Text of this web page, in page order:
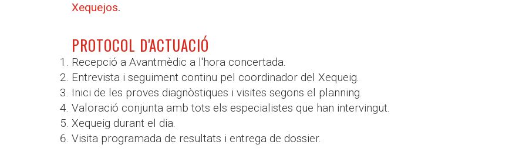
Xequejos.
PROTOCOL D'ACTUACIÓ
Recepció a Avantmèdic a l'hora concertada.
Entrevista i seguiment continu pel coordinador del Xequeig.
Inici de les proves diagnòstiques i visites segons el planning.
Valoració conjunta amb tots els especialistes que han intervingut.
Xequeig durant el dia.
Visita programada de resultats i entrega de dossier.